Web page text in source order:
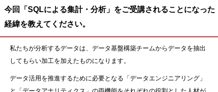
今回「SQLによる集計・分析」をご受講されることになった
経緯を教えてください。
私たちが分析するデータは、データ基盤構築チームからデータを抽出
してもらい加工を加えたものになります。
データ活用を推進するために必要となる「データエンジニアリング」